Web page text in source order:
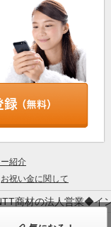
紹介
お祝い金に関して
商材の法人営業◆イ